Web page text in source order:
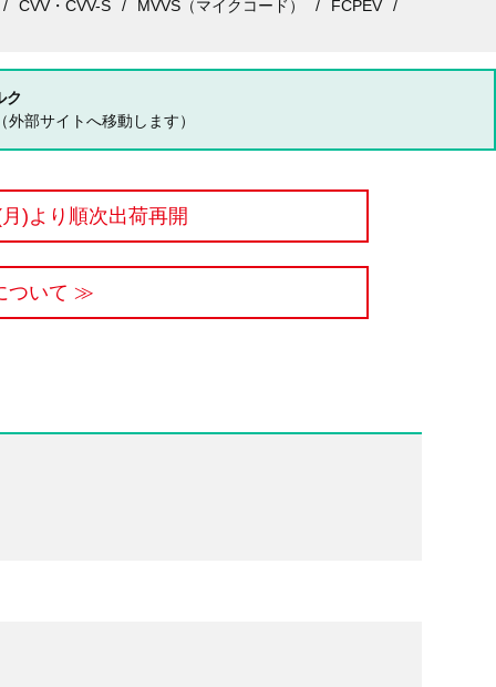
CVV・CVV-S
MVVS（マイクコード） FCPEV
ク
部サイトへ移動します）
)より順次出荷再開
ついて ≫